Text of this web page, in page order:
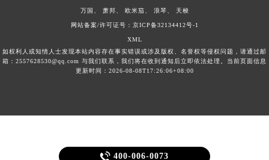
万国 萧邦 欧米茄 浪琴 天梭
网站备案/许可证号：京ICP备32134412号-1
XML
如权利人或知情人士发现本站内容存在事实错误或涉及版权、名誉权等侵权问题，请通过邮
箱：2557628530@qq.com 与我们联系，我们将在收到通知后立即依法处理。当前页面信息
更新时间：2026-08-08T17:26:06+08:00
 400-006-0073